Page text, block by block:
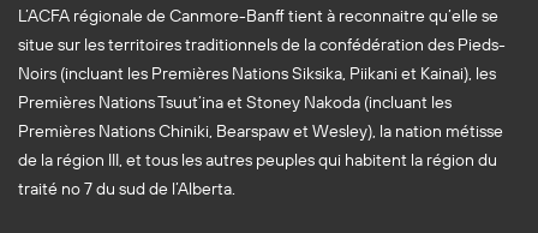
L’ACFA régionale de Canmore-Banff tient à reconnaitre qu’elle se
situe sur les territoires traditionnels de la confédération des Pieds-
Noirs (incluant les Premières Nations Siksika, Piikani et Kainai), les
Premières Nations Tsuut’ina et Stoney Nakoda (incluant les
Premières Nations Chiniki, Bearspaw et Wesley), la nation métisse
de la région III, et tous les autres peuples qui habitent la région du
traité no 7 du sud de l’Alberta.